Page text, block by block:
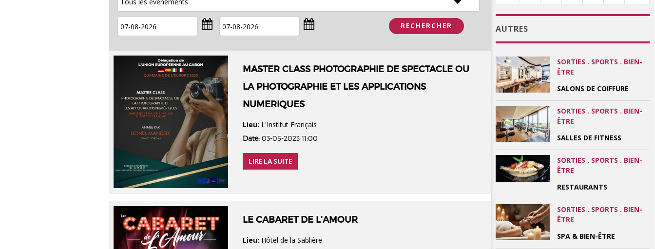
MASTER CLASS PHOTOGRAPHIE DE SPECTACLE OU
LA PHOTOGRAPHIE ET LES APPLICATIONS
NUMERIQUES
Lieu: L'Institut Français
Date: 03-05-2023 11:00
LIRE LA SUITE
LE CABARET DE L'AMOUR
Lieu: Hôtel de la Sablière
AUTRES
SORTIES . SPORTS . BIEN-
ÊTRE
SALONS DE COIFFURE
SORTIES . SPORTS . BIEN-
ÊTRE
SALLES DE FITNESS
SORTIES . SPORTS . BIEN-
ÊTRE
RESTAURANTS
SORTIES . SPORTS . BIEN-
ÊTRE
SPA & BIEN-ÊTRE